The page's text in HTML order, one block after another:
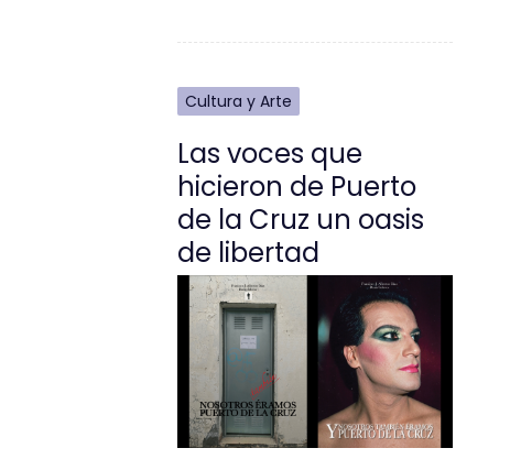
Cultura y Arte
Las voces que
hicieron de Puerto
de la Cruz un oasis
de libertad